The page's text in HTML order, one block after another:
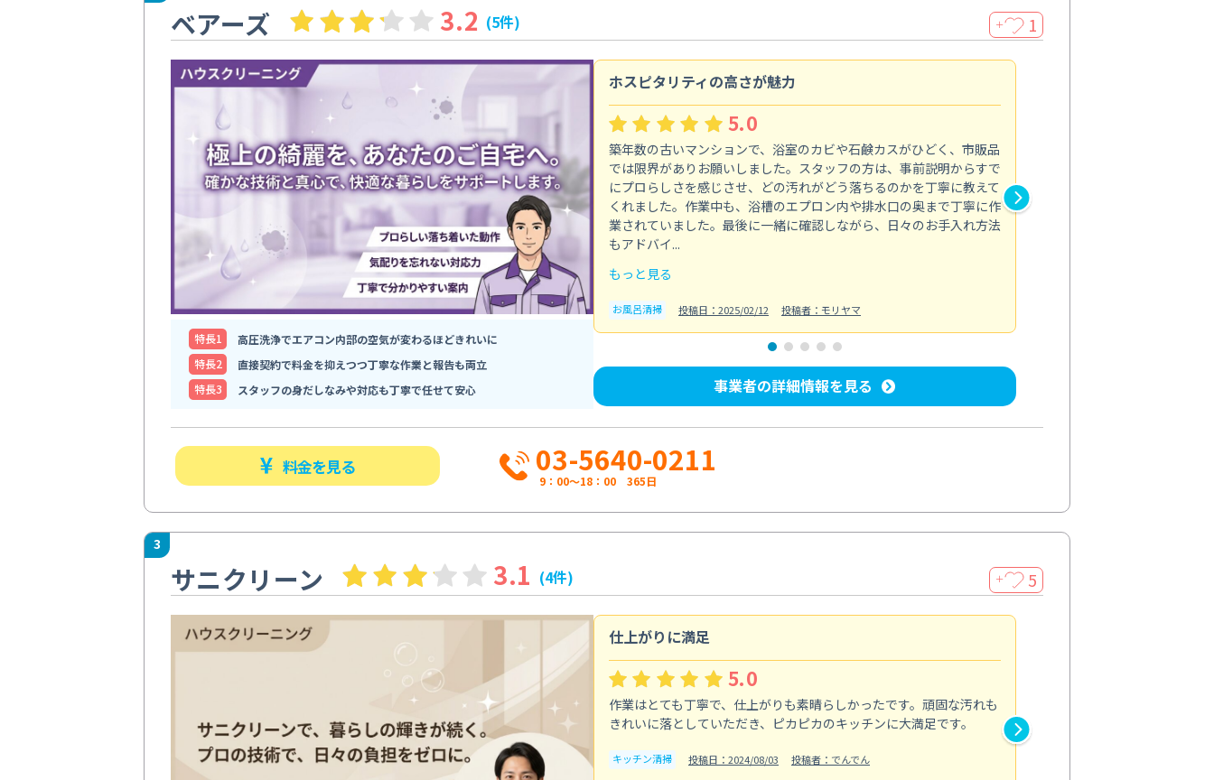
ベアーズ 3.2 (5件) ＋ 1
特⻑1
高圧洗浄でエアコン内部の空気が変わるほどきれいに
特⻑2
直接契約で料金を抑えつつ丁寧な作業と報告も両立
特⻑3
スタッフの身だしなみや対応も丁寧で任せて安心
ホスピタリティの高さが魅力
5.0
築年数の古いマンションで、浴室のカビや石鹸カスがひどく、市販品
では限界がありお願いしました。スタッフの方は、事前説明からすで
にプロらしさを感じさせ、どの汚れがどう落ちるのかを丁寧に教えて
くれました。作業中も、浴槽のエプロン内や排水口の奥まで丁寧に作
業されていました。最後に一緒に確認しながら、日々のお手入れ方法
もアドバイ...
もっと見る
お風呂清掃 投稿日：2025/02/12 投稿者：モリヤマ
事業者の詳細情報を見る
料金を見る 03-5640-0211
9：00～18：00 365日
3
サニクリーン 3.1 (4件) ＋ 5
仕上がりに満足
5.0
作業はとても丁寧で、仕上がりも素晴らしかったです。頑固な汚れも
きれいに落としていただき、ピカピカのキッチンに大満足です。
キッチン清掃 投稿日：2024/08/03 投稿者：でんでん